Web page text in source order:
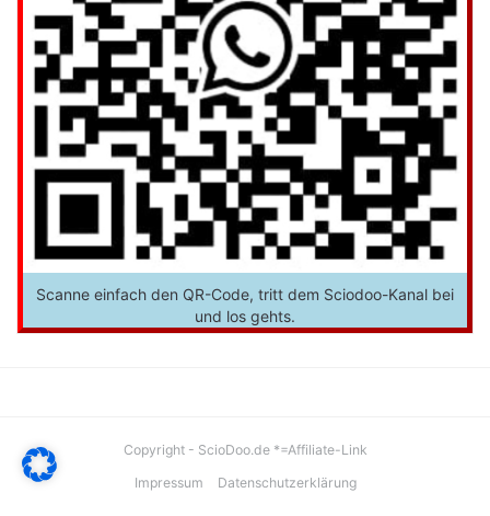
Scanne einfach den QR-Code, tritt dem Sciodoo-Kanal bei
und los gehts.
Copyright - ScioDoo.de *=Affiliate-Link
Impressum
Datenschutzerklärung